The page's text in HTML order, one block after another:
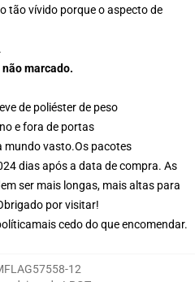
tão vívido porque o aspecto de
marcado.
de poliéster de peso
e fora de portas
mundo vasto.Os pacotes
dias após a data de compra. As
ser mais longas, mais altas para
por visitar!
mais cedo do que encomendar.
12